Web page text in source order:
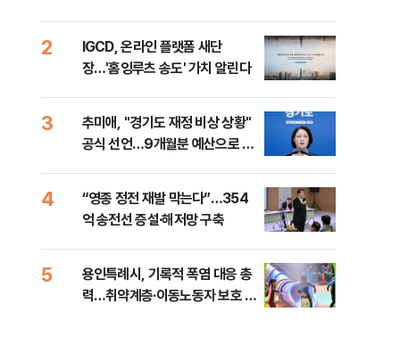
2
IGCD, 온라인 플랫폼 새단
장…'홈잉루츠 송도' 가치 알린다
3
추미애, "경기도 재정 비상 상황"
공식 선언…9개월분 예산으로 민
4
“영종 정전 재발 막는다”…354
억 송전선 증설·해저망 구축
5
용인특례시, 기록적 폭염 대응 총
력…취약계층·이동노동자 보호 강